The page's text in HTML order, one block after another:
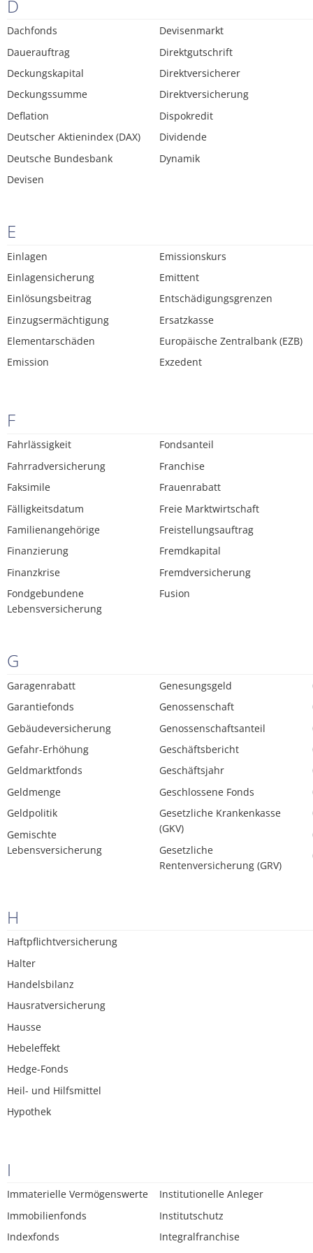
D
Dachfonds
Dauerauftrag
Deckungskapital
Deckungssumme
Deflation
Deutscher Aktienindex (DAX)
Deutsche Bundesbank
Devisen
Devisenmarkt
Direktgutschrift
Direktversicherer
Direktversicherung
Dispokredit
Dividende
Dynamik
E
Einlagen
Einlagensicherung
Einlösungsbeitrag
Einzugsermächtigung
Elementarschäden
Emission
Emissionskurs
Emittent
Entschädigungsgrenzen
Ersatzkasse
Europäische Zentralbank (EZB)
Exzedent
F
Fahrlässigkeit
Fahrradversicherung
Faksimile
Fälligkeitsdatum
Familienangehörige
Finanzierung
Finanzkrise
Fondgebundene
Lebensversicherung
Fondsanteil
Franchise
Frauenrabatt
Freie Marktwirtschaft
Freistellungsauftrag
Fremdkapital
Fremdversicherung
Fusion
G
Garagenrabatt
Garantiefonds
Gebäudeversicherung
Gefahr-Erhöhung
Geldmarktfonds
Geldmenge
Geldpolitik
Gemischte
Lebensversicherung
Genesungsgeld
Genossenschaft
Genossenschaftsanteil
Geschäftsbericht
Geschäftsjahr
Geschlossene Fonds
Gesetzliche Krankenkasse
(GKV)
Gesetzliche
Rentenversicherung (GRV)
H
Haftpflichtversicherung
Halter
Handelsbilanz
Hausratversicherung
Hausse
Hebeleffekt
Hedge-Fonds
Heil- und Hilfsmittel
Hypothek
I
Immaterielle Vermögenswerte
Immobilienfonds
Indexfonds
Institutionelle Anleger
Institutschutz
Integralfranchise